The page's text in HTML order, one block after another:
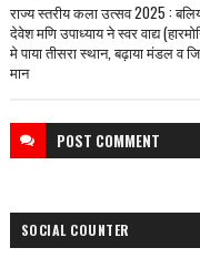
राज्य स्तरीय कला उत्सव 2025 :
देवेश मणि उपाध्याय ने स्वर वाद्य
मे पाया तीसरा स्थान, बढ़ाया मंडल व
मान
POST COMMENT
SOCIAL COUNTER